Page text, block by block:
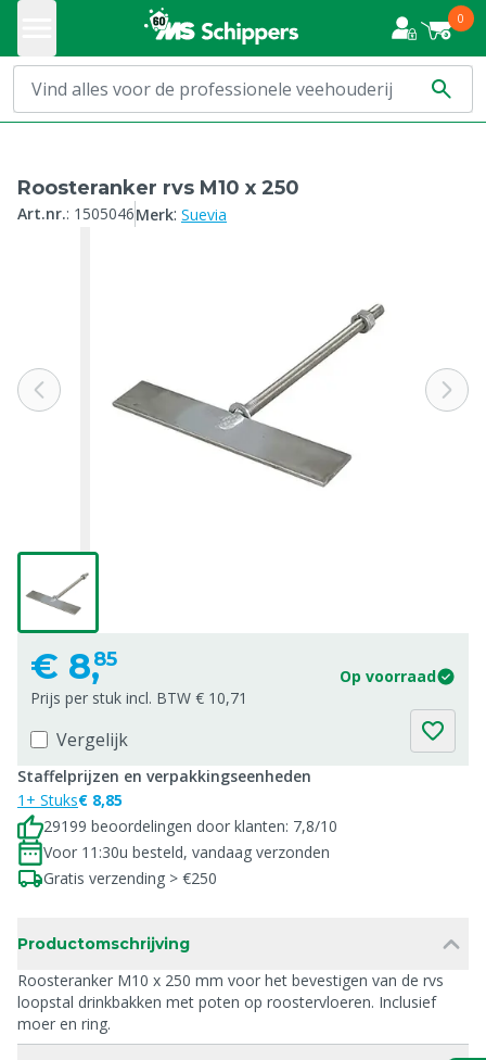
0
Roosteranker rvs M10 x 250
Art.nr.: 1505046Merk: Suevia
€ 8,85
Op voorraad
Prijs per stuk incl. BTW € 10,71
Vergelijk
Staffelprijzen en verpakkingseenheden
1+ Stuks€ 8,85
29199 beoordelingen door klanten: 7,8/10
Voor 11:30u besteld, vandaag verzonden
Gratis verzending > €250
Productomschrijving
Roosteranker M10 x 250 mm voor het bevestigen van de rvs
loopstal drinkbakken met poten op roostervloeren. Inclusief
moer en ring.